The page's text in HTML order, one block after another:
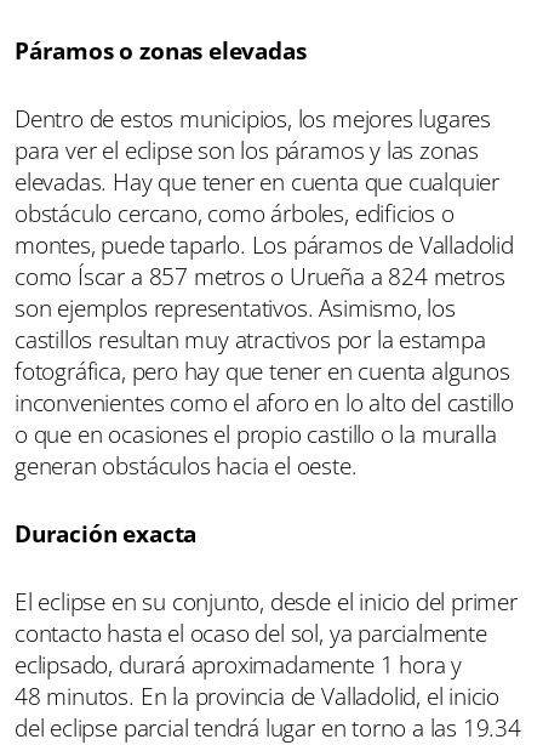
Páramos o zonas elevadas
Dentro de estos municipios, los mejores lugares
para ver el eclipse son los páramos y las zonas
elevadas. Hay que tener en cuenta que cualquier
obstáculo cercano, como árboles, edificios o
montes, puede taparlo. Los páramos de Valladolid
como Íscar a 857 metros o Urueña a 824 metros
son ejemplos representativos. Asimismo, los
castillos resultan muy atractivos por la estampa
fotográfica, pero hay que tener en cuenta algunos
inconvenientes como el aforo en lo alto del castillo
o que en ocasiones el propio castillo o la muralla
generan obstáculos hacia el oeste.
Duración exacta
El eclipse en su conjunto, desde el inicio del primer
contacto hasta el ocaso del sol, ya parcialmente
eclipsado, durará aproximadamente 1 hora y
48 minutos. En la provincia de Valladolid, el inicio
del eclipse parcial tendrá lugar en torno a las 19.34